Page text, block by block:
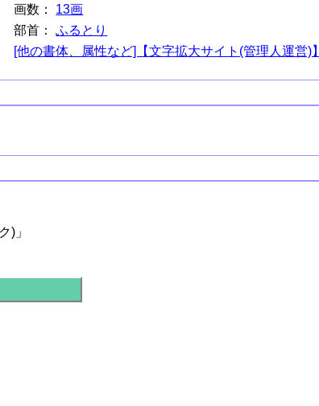
画数： 13画
部首：ふるとり
[他の書体、属性など]【文字拡大サイト(管理人運営)】
)」